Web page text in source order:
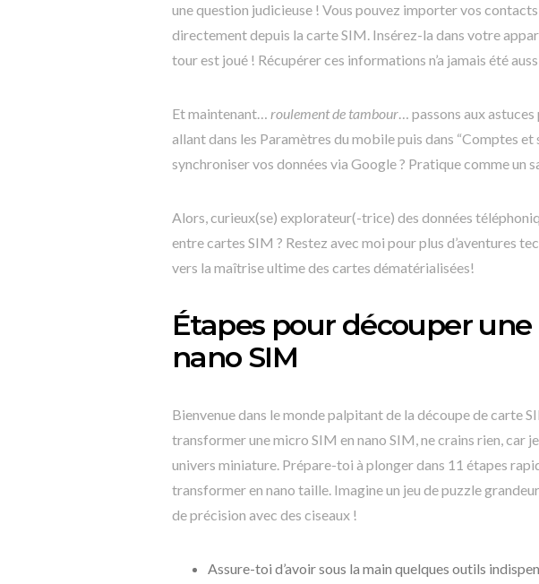
une question judicieuse ! Vous pouvez importer vos
directement depuis la carte SIM. Insérez-la dans votre
tour est joué ! Récupérer ces informations n’a jamais été
Et maintenant… roulement de tambour… passons aux astuces
allant dans les Paramètres du mobile puis dans “Comptes et
synchroniser vos données via Google ? Pratique comme un
Alors, curieux(se) explorateur(-trice) des données
entre cartes SIM ? Restez avec moi pour plus d’aventures
vers la maîtrise ultime des cartes dématérialisées!
Étapes pour découper une
nano SIM
Bienvenue dans le monde palpitant de la découpe de carte
transformer une micro SIM en nano SIM, ne crains rien, car
univers miniature. Prépare-toi à plonger dans 11 étapes
transformer en nano taille. Imagine un jeu de puzzle
de précision avec des ciseaux !
Assure-toi d’avoir sous la main quelques outils